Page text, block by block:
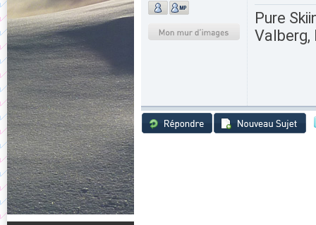
Pure
Valberg,